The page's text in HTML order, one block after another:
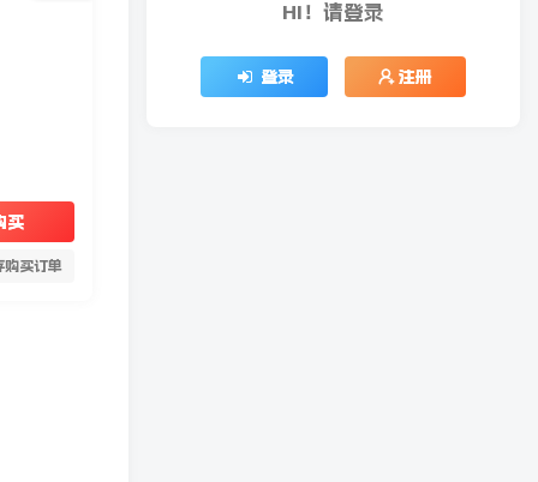
买
购买订单
HI！请登录
登录 注册